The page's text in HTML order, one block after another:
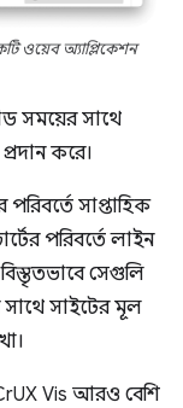
ওয়েব অ্যাপ্লিকেশন
সময়ের সাথে
করে।
সাপ্তাহিক
পরিবর্তে লাইন
সেগুলি
সাইটের মূল
Vis আরও বেশি